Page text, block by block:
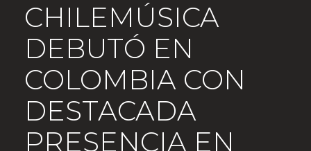
CHILEMÚSICA
DEBUTÓ EN
COLOMBIA CON
DESTACADA
PRESENCIA EN